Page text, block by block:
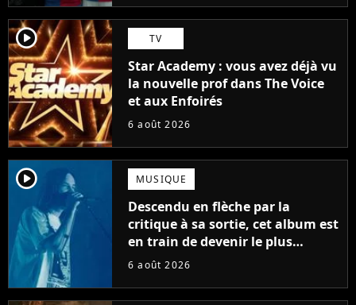
player2 TV
Star Academy : vous avez déjà vu
la nouvelle prof dans The Voice
et aux Enfoirés
6 août 2026
player2 MUSIQUE
Descendu en flèche par la
critique à sa sortie, cet album est
en train de devenir le plus
populaire de son auteur
6 août 2026